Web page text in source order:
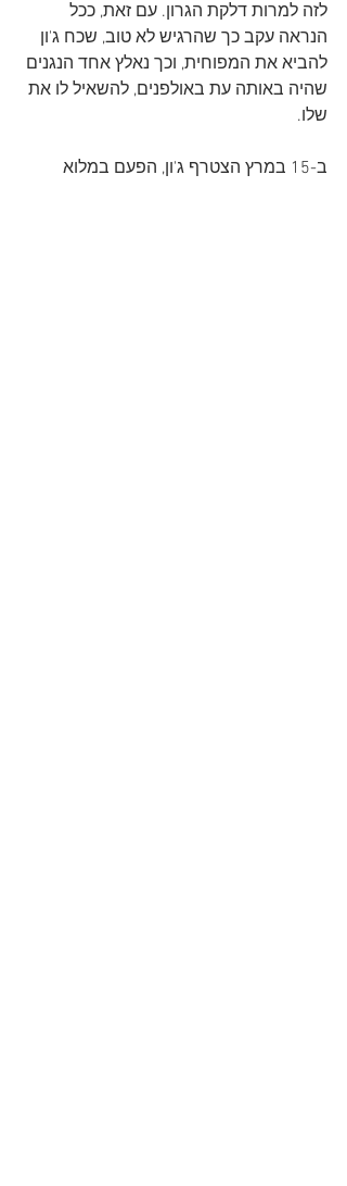
לזה למרות דלקת הגרון. עם זאת, ככל
הנראה עקב כך שהרגיש לא טוב, שכח ג'ון
להביא את המפוחית, וכך נאלץ אחד הנגנים
שהיה באותה עת באולפנים, להשאיל לו את
שלו.
ב-15 במרץ הצטרף ג'ון, הפעם במלוא